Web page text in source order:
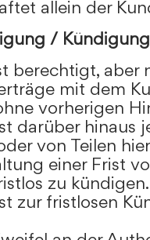
allein der
/ Kündigung
berechtigt, aber
mit dem
vorherigen
darüber hinaus
von Teilen
einer Frist
zu kündigen.
zur fristlosen